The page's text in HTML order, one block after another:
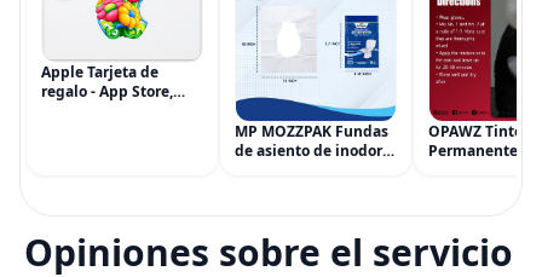
Apple Tarjeta de
regalo - App Store,
MP MOZZPAK Fundas
de asiento de inodoro
para entrenamiento
OPAWZ Tinte
Permanente
Tinte para
Peluquería
una Década,
Opiniones sobre el servicio